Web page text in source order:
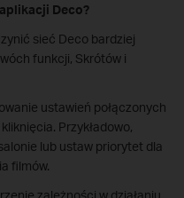
Deco?
sieć Deco bardziej
funkcji, Skrótów i
ustawień połączonych
Przykładowo,
lub ustaw priorytet dla
filmów.